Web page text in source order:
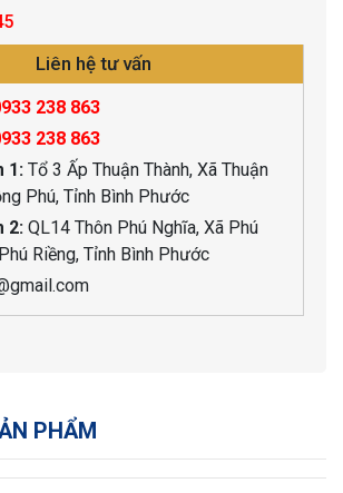
Liên hệ tư vấn
238 863
238 863
1: Tổ 3 Ấp Thuận Thành, Xã Thuận
Phú, Tỉnh Bình Phước
2: QL14 Thôn Phú Nghĩa, Xã Phú
Riềng, Tỉnh Bình Phước
PHẨM